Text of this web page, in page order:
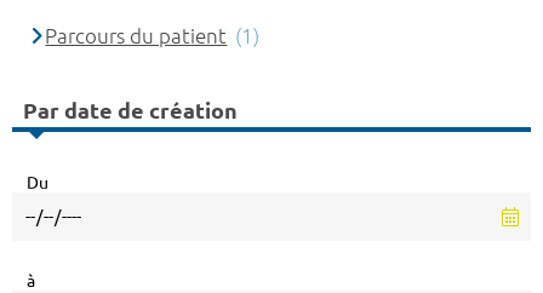
Parcours du patient (1)
Par date de création
Du
à